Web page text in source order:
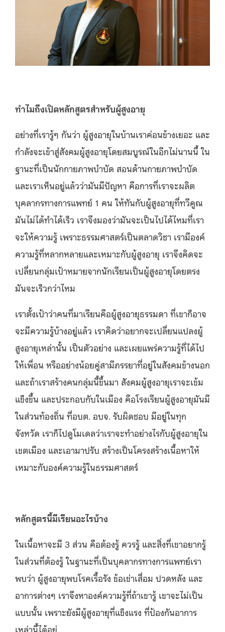
ทำไมถึงเปิดหลักสูตรสำหรับผู้สูงอายุ
อย่างที่เรารู้ๆ กันว่า ผู้สูงอายุในบ้านเราค่อนข้างเยอะ และ
กำลังจะเข้าสู่สังคมผู้สูงอายุโดยสมบูรณ์ในอีกไม่นานนี้ ใน
ฐานะที่เป็นนักกายภาพบำบัด สอนด้านกายภาพบำบัด
และเราเห็นอยู่แล้วว่ามันมีปัญหา คือการที่เราจะผลิต
บุคลากรทางการแพทย์ 1 คน ให้ทันกับผู้สูงอายุที่ทวีคูณ
มันไม่ได้ทำได้เร็ว เราจึงมองว่ามันจะเป็นไปได้ไหมที่เรา
จะให้ความรู้ เพราะธรรมศาสตร์เป็นตลาดวิชา เรามีองค์
ความรู้ที่หลากหลายและเหมาะกับผู้สูงอายุ เราจึงคิดจะ
เปลี่ยนกลุ่มเป้าหมายจากนักเรียนเป็นผู้สูงอายุโดยตรง
มันจะเร็วกว่าไหม
เราตั้งเป้าว่าคนที่มาเรียนคือผู้สูงอายุธรรมดา ที่เขาก็อาจ
จะมีความรู้บ้างอยู่แล้ว เราคิดว่าอยากจะเปลี่ยนแปลงผู้
สูงอายุเหล่านั้น เป็นตัวอย่าง และเผยแพร่ความรู้ที่ได้ไป
ให้เพื่อน หรืออย่างน้อยคู่สามีภรรยาที่อยู่ในสังคมข้างนอก
และถ้าเราสร้างคนกลุ่มนี้ขึ้นมา สังคมผู้สูงอายุเราจะเข้ม
แข็งขึ้น และประกอบกับในเมือง คือโรงเรียนผู้สูงอายุมันมี
ในส่วนท้องถิ่น ที่อบต. อบจ. รับผิดชอบ มีอยู่ในทุก
จังหวัด เราก็ไปดูโมเดลว่าเราจะทำอย่างไรกับผู้สูงอายุใน
เขตเมือง และเอามาปรับ สร้างเป็นโครงสร้างเนื้อหาให้
เหมาะกับองค์ความรู้ในธรรมศาสตร์
หลักสูตรนี้มีเรียนอะไรบ้าง
ในเนื้อหาจะมี 3 ส่วน คือต้องรู้ ควรรู้ และสิ่งที่เขาอยากรู้
ในส่วนที่ต้องรู้ ในฐานะที่เป็นบุคลากรทางการแพทย์เรา
พบว่า ผู้สูงอายุพบโรคเรื้อรัง ข้อเข่าเสื่อม ปวดหลัง และ
อาการต่างๆ เราจึงหาองค์ความรู้ที่ถ้าเขารู้ เขาจะไม่เป็น
แบบนั้น เพราะยังมีผู้สูงอายุที่แข็งแรง ที่ป้องกันอาการ
เหล่านี้ได้อยู่